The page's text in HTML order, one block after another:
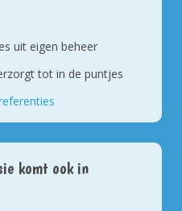
uit eigen beheer
tot in de puntjes
komt ook in